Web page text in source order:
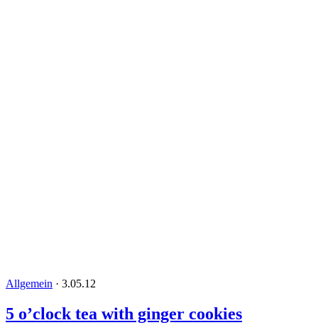
Allgemein · 3.05.12
5 o’clock tea with ginger cookies